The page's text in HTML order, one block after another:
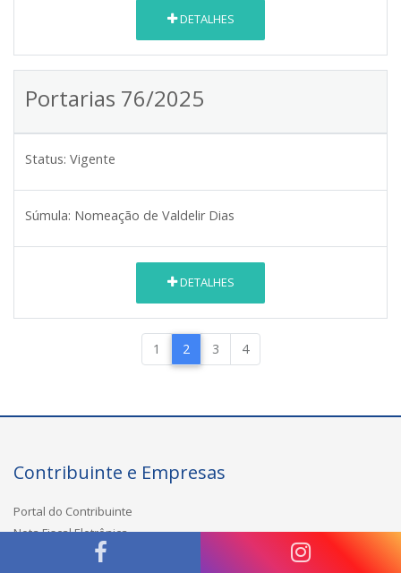
DETALHES
Portarias 76/2025
Status: Vigente
Súmula: Nomeação de Valdelir Dias
DETALHES
1 2 3 4
Contribuinte e Empresas
Portal do Contribuinte
Nota Fiscal Eletrônica